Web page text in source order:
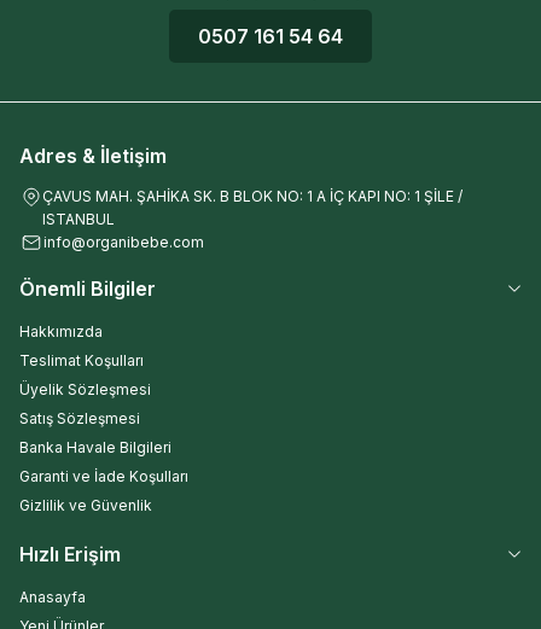
0507 161 54 64
Adres & İletişim
ÇAVUS MAH. ŞAHİKA SK. B BLOK NO: 1 A İÇ KAPI NO: 1 ŞİLE /
ISTANBUL
info@organibebe.com
Önemli Bilgiler
Hakkımızda
Teslimat Koşulları
Üyelik Sözleşmesi
Satış Sözleşmesi
Banka Havale Bilgileri
Garanti ve İade Koşulları
Gizlilik ve Güvenlik
Hızlı Erişim
Anasayfa